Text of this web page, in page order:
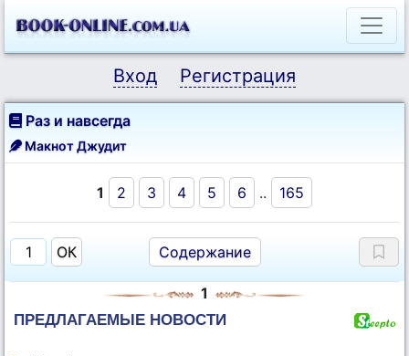
Вход Регистрация
Раз и навсегда
Макнот Джудит
1 2 3 4 5 6 .. 165
Содержание
1